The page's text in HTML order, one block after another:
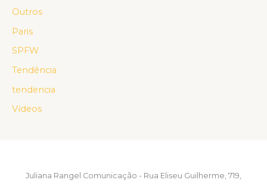
Outros
Paris
SPFW
Tendência
tendencia
Vídeos
Juliana Rangel Comunicação - Rua Eliseu Guilherme, 719,